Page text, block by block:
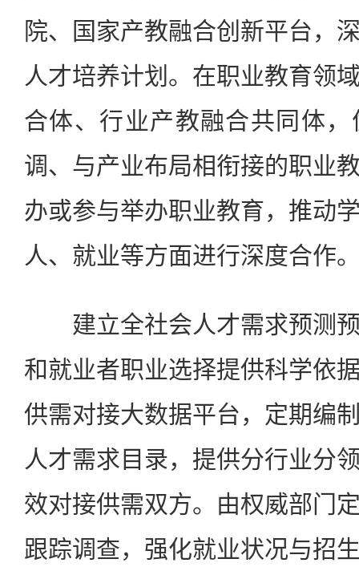
院、国家产教融合创新平台，
人才培养计划。在职业教育领
合体、行业产教融合共同体
调、与产业布局相衔接的职业
办或参与举办职业教育，推动
人、就业等方面进行深度合作
建立全社会人才需求预测预
和就业者职业选择提供科学依
供需对接大数据平台，定期编
人才需求目录，提供分行业分
效对接供需双方。由权威部门
跟踪调查，强化就业状况与招